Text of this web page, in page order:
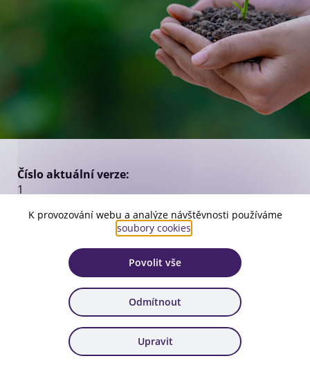
Číslo aktuální verze:
1
Platnost:
22. výzva, 23. výzva, 24. výzva
Stáhnout dokument
K provozování webu a analýze návštěvnosti používáme
soubory cookies
Povolit vše
Odmítnout
Upravit